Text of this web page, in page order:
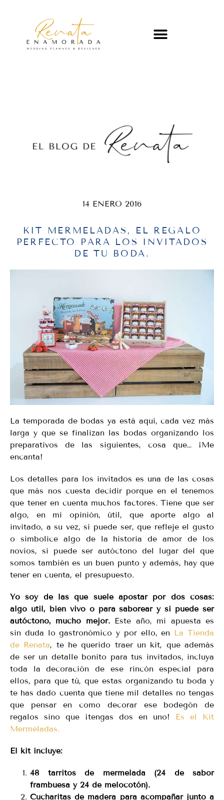
14 ENERO 2016
KIT MERMELADAS, EL REGALO
PERFECTO PARA LOS INVITADOS
DE TU BODA.
La temporada de bodas ya está aquí, cada vez más
larga y que se finalizan las bodas organizando los
preparativos de las siguientes, cosa que… ¡Me
encanta!
Los detalles para los invitados es una de las cosas
que más nos cuesta decidir porque en el tenemos
que tener en cuenta muchos factores. Tiene que ser
algo, en mi opinión, útil, que aporte algo al
invitado, a su vez, si puede ser, que refleje el gusto
o simbolice algo de la historia de amor de los
novios, si puede ser autóctono del lugar del que
somos también es un buen punto y además, hay que
tener en cuenta, el presupuesto.
Yo soy de las que suele apostar por dos cosas:
algo útil, bien vivo o para saborear y si puede ser
autóctono, mucho mejor.Este año, mi apuesta es
sin duda lo gastronómico y por ello, en La Tienda
de Renata, te he querido traer un kit, que además
de ser un detalle bonito para tus invitados, incluya
toda la decoración de ese rincón especial para
ellos, para que tú, que estas organizando tu boda y
te has dado cuenta que tiene mil detalles no tengas
que pensar en como decorar ese bodegón de
regalos sino que ¡tengas dos en uno!
Es el Kit
Mermeladas.
El kit incluye:
48 tarritos de mermelada (24 de sabor
frambuesa y 24 de melocotón).
Cucharitas de madera para acompañar junto a